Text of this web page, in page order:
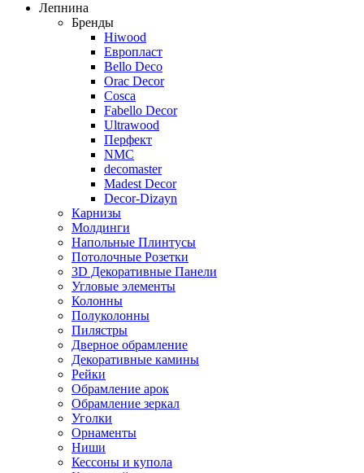
Лепнина
Бренды
Hiwood
Европласт
Bello Deco
Orac Decor
Cosca
Fabello Decor
Ultrawood
Перфект
NMC
decomaster
Madest Decor
Decor-Dizayn
Карнизы
Молдинги
Напольные Плинтусы
Потолочные Розетки
3D Декоративные Панели
Угловые элементы
Колонны
Полуколонны
Пилястры
Дверное обрамление
Декоративные камины
Рейки
Обрамление арок
Обрамление зеркал
Уголки
Орнаменты
Ниши
Кессоны и купола